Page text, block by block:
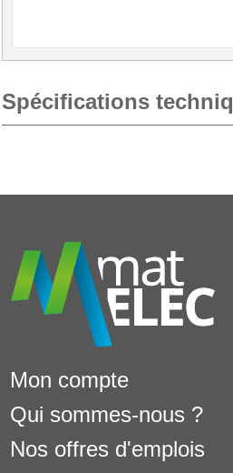
Spécifications
Mon compte
Qui sommes-nous ?
Nos offres d'emplois